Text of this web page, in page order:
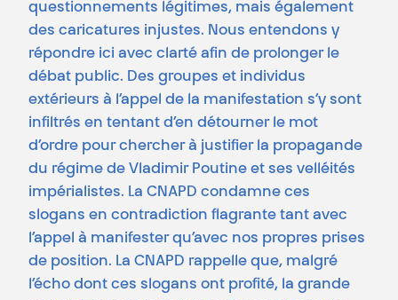
questionnements légitimes, mais également
des caricatures injustes. Nous entendons y
répondre ici avec clarté afin de prolonger le
débat public. Des groupes et individus
extérieurs à l’appel de la manifestation s’y sont
infiltrés en tentant d’en détourner le mot
d’ordre pour chercher à justifier la propagande
du régime de Vladimir Poutine et ses velléités
impérialistes. La CNAPD condamne ces
slogans en contradiction flagrante tant avec
l’appel à manifester qu’avec nos propres prises
de position. La CNAPD rappelle que, malgré
l’écho dont ces slogans ont profité, la grande